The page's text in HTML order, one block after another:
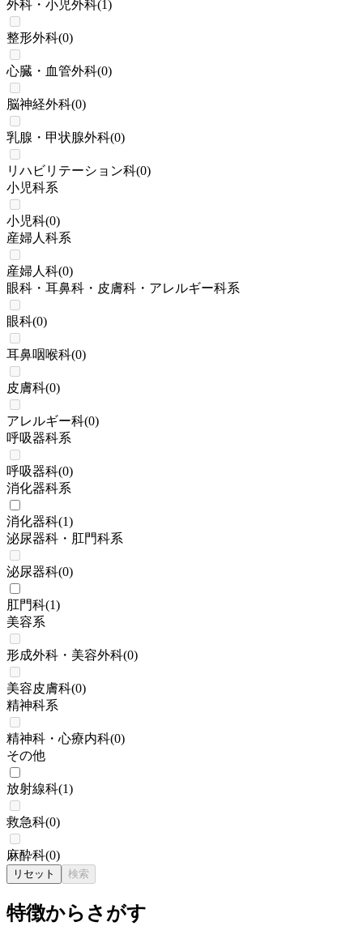
外科・小児外科(1 )
整形外科(0)
心臓・血管外科(0)
脳神経外科(0)
乳腺・甲状腺外科(0)
リハビリテーション科(0)
小児科系
小児科(0)
産婦人科系
産婦人科(0)
眼科・耳鼻科・皮膚科・アレルギー科系
眼科(0)
耳鼻咽喉科(0)
皮膚科(0)
アレルギー科(0)
呼吸器科系
呼吸器科(0)
消化器科系
消化器科(1)
泌尿器科・肛門科系
泌尿器科(0)
肛門科(1)
美容系
形成外科・美容外科(0)
美容皮膚科(0)
精神科系
精神科・心療内科(0)
その他
放射線科(1)
救急科(0)
麻酔科(0)
リセット 検索
特徴からさがす